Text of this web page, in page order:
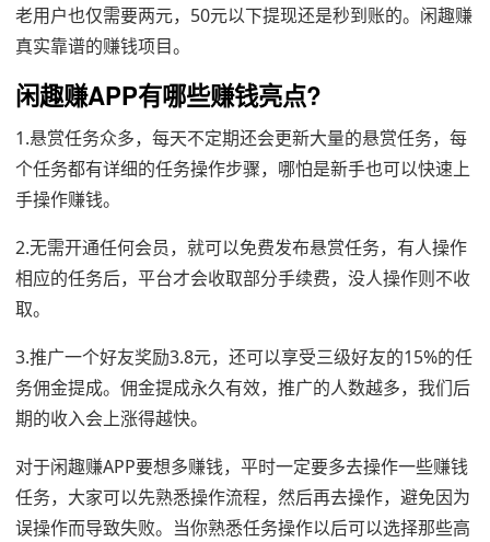
老用户也仅需要两元，50元以下提现还是秒到账的。闲趣赚
真实靠谱的赚钱项目。
闲趣赚APP有哪些赚钱亮点?
1.悬赏任务众多，每天不定期还会更新大量的悬赏任务，每
个任务都有详细的任务操作步骤，哪怕是新手也可以快速上
手操作赚钱。
2.无需开通任何会员，就可以免费发布悬赏任务，有人操作
相应的任务后，平台才会收取部分手续费，没人操作则不收
取。
3.推广一个好友奖励3.8元，还可以享受三级好友的15%的任
务佣金提成。佣金提成永久有效，推广的人数越多，我们后
期的收入会上涨得越快。
对于闲趣赚APP要想多赚钱，平时一定要多去操作一些赚钱
任务，大家可以先熟悉操作流程，然后再去操作，避免因为
误操作而导致失败。当你熟悉任务操作以后可以选择那些高